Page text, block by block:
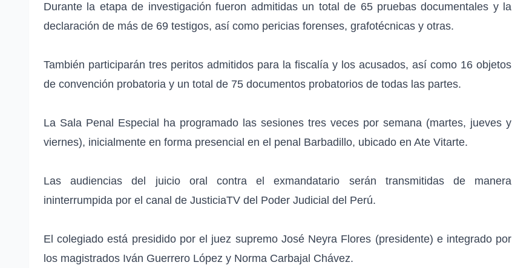
Durante la etapa de investigación fueron admitidas un total de 65 pruebas documentales y la
declaración de más de 69 testigos, así como pericias forenses, grafotécnicas y otras.
También participarán tres peritos admitidos para la fiscalía y los acusados, así como 16 objetos
de convención probatoria y un total de 75 documentos probatorios de todas las partes.
La Sala Penal Especial ha programado las sesiones tres veces por semana (martes, jueves y
viernes), inicialmente en forma presencial en el penal Barbadillo, ubicado en Ate Vitarte.
Las audiencias del juicio oral contra el exmandatario serán transmitidas de manera
ininterrumpida por el canal de JusticiaTV del Poder Judicial del Perú.
El colegiado está presidido por el juez supremo José Neyra Flores (presidente) e integrado por
los magistrados Iván Guerrero López y Norma Carbajal Chávez.